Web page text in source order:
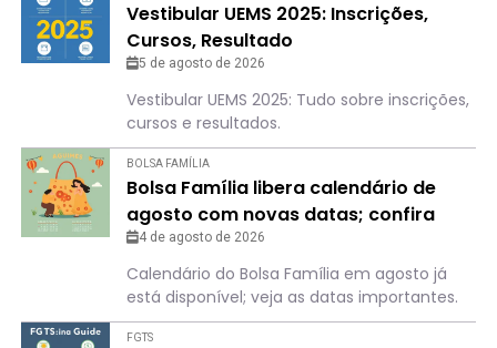
Vestibular UEMS 2025: Inscrições,
Cursos, Resultado
5 de agosto de 2026
Vestibular UEMS 2025: Tudo sobre inscrições,
cursos e resultados.
BOLSA FAMÍLIA
Bolsa Família libera calendário de
agosto com novas datas; confira
para não perder o dia
4 de agosto de 2026
Calendário do Bolsa Família em agosto já
está disponível; veja as datas importantes.
FGTS